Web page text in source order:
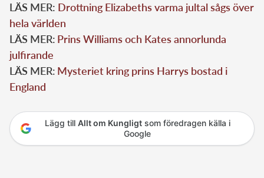
LÄS MER: Drottning Elizabeths varma jultal sågs över
hela världen
LÄS MER: Prins Williams och Kates annorlunda
julfirande
LÄS MER: Mysteriet kring prins Harrys bostad i
England
Lägg till Allt om Kungligtsom föredragen källa i
Google